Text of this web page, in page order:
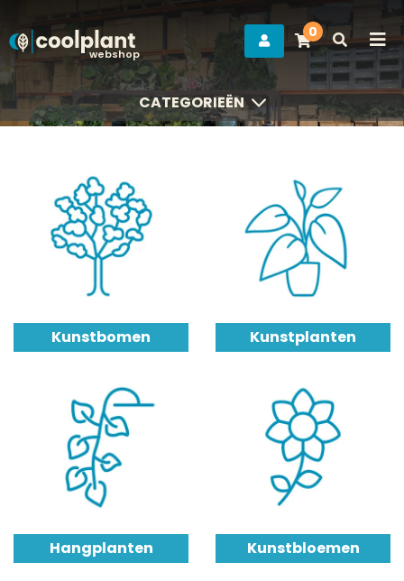
webshop
0
CATEGORIEËN
CATEGORIEËN
Kunstbomen Kunstplanten
Hangplanten Kunstbloemen